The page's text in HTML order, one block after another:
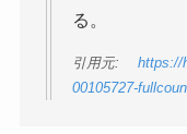
る。
引用元:
https://
00105727-